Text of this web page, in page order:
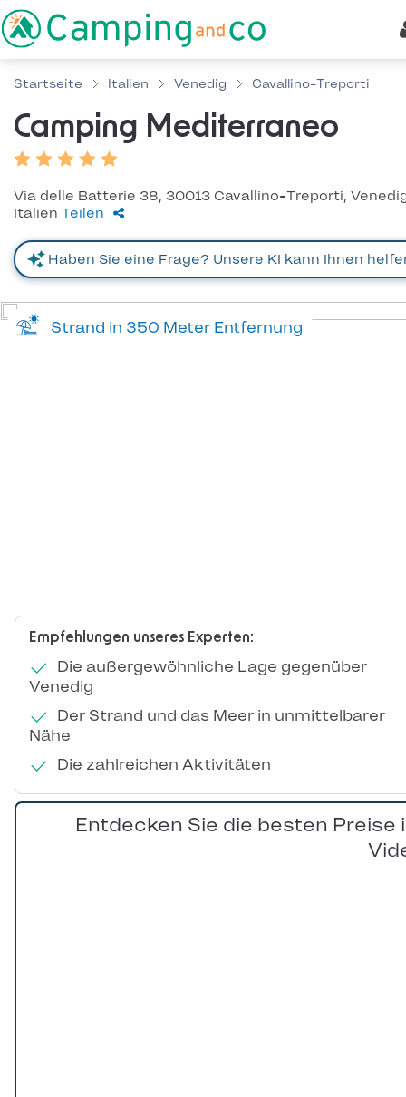
Startseite Italien Venedig Cavallino-Treporti
Camping Mediterraneo
Via delle Batterie 38, 30013 Cavallino-Treporti,
Italien Teilen
Empfehlungen unseres Experten:
Die außergewöhnliche Lage gegenüber
Venedig
Der Strand und das Meer in unmittelbarer
Nähe
Die zahlreichen Aktivitäten
Strand in 350 Meter Entfernung
Entdecken Sie die besten Preise